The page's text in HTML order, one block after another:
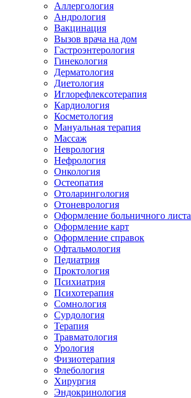
Аллергология
Андрология
Вакцинация
Вызов врача на дом
Гастроэнтерология
Гинекология
Дерматология
Диетология
Иглорефлексотерапия
Кардиология
Косметология
Мануальная терапия
Массаж
Неврология
Нефрология
Онкология
Остеопатия
Отоларингология
Отоневрология
Оформление больничного листа
Оформление карт
Оформление справок
Офтальмология
Педиатрия
Проктология
Психиатрия
Психотерапия
Сомнология
Сурдология
Терапия
Травматология
Урология
Физиотерапия
Флебология
Хирургия
Эндокринология